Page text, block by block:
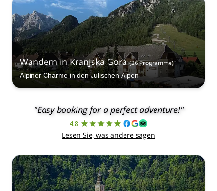
Wandern in Kranjska Gora (26Programme)
Alpiner Charme in den Julischen Alpen
"Easy booking for a perfect adventure!"
4.8
Lesen Sie, was andere sagen